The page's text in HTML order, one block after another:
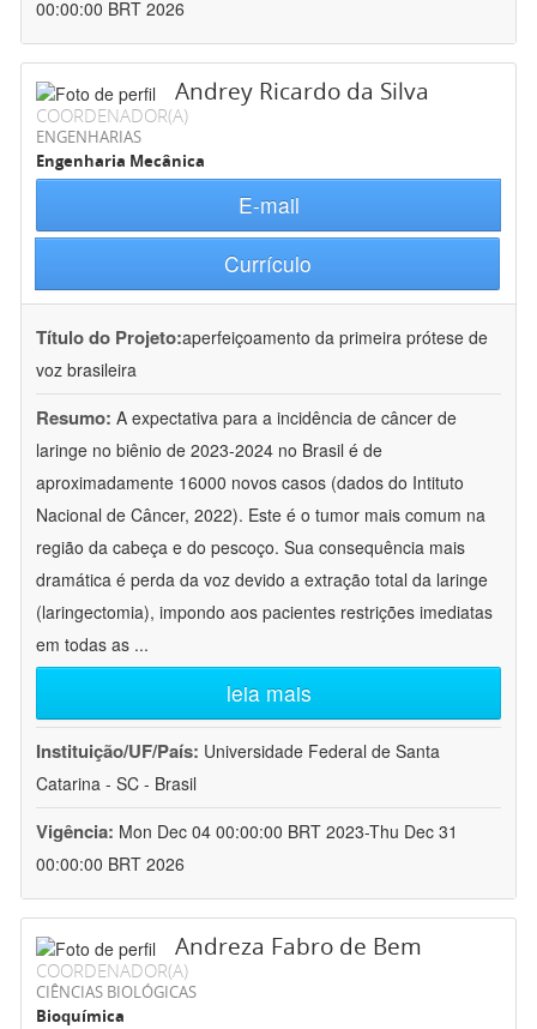
00:00:00 BRT 2026
Andrey Ricardo da Silva
COORDENADOR(A)
ENGENHARIAS
Engenharia Mecânica
E-mail
Currículo
Título do Projeto:aperfeiçoamento da primeira prótese de
voz brasileira
Resumo: A expectativa para a incidência de câncer de
laringe no biênio de 2023-2024 no Brasil é de
aproximadamente 16000 novos casos (dados do Intituto
Nacional de Câncer, 2022). Este é o tumor mais comum na
região da cabeça e do pescoço. Sua consequência mais
dramática é perda da voz devido a extração total da laringe
(laringectomia), impondo aos pacientes restrições imediatas
em todas as ...
leia mais
Instituição/UF/País: Universidade Federal de Santa
Catarina - SC - Brasil
Vigência: Mon Dec 04 00:00:00 BRT 2023-Thu Dec 31
00:00:00 BRT 2026
Andreza Fabro de Bem
COORDENADOR(A)
CIÊNCIAS BIOLÓGICAS
Bioquímica